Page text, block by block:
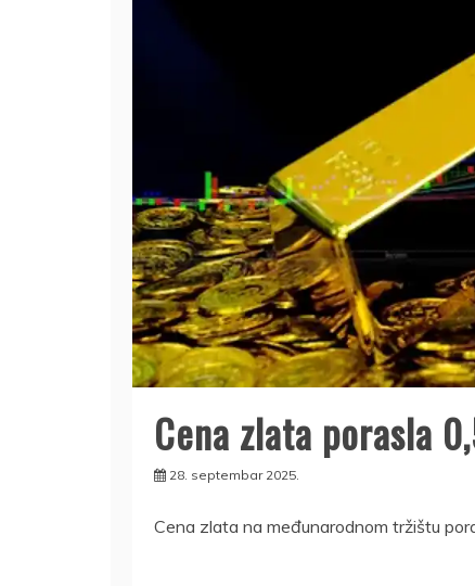
Cena zlata porasla
28. septembar 2025.
Cena zlata na međunarodnom tržištu